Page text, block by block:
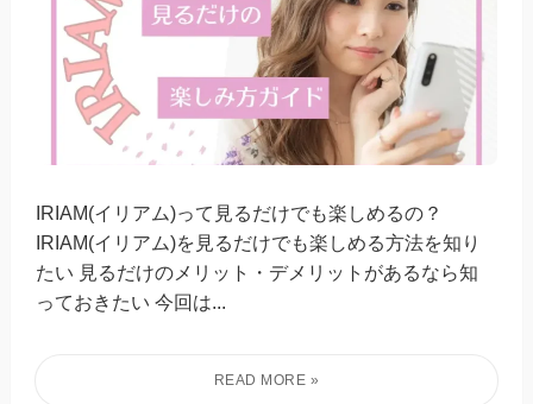
IRIAM(イリアム)って見るだけでも楽しめるの？
IRIAM(イリアム)を見るだけでも楽しめる方法を知り
たい 見るだけのメリット・デメリットがあるなら知
っておきたい 今回は...